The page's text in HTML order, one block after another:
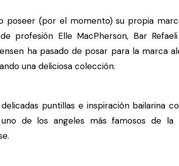
poseer (por el momento) su propia
profesión Elle MacPherson, Bar
ha pasado de posar para la marca
una deliciosa colección.
puntillas e inspiración bailarina
de los angeles más famosos de